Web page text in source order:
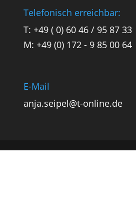
Telefonisch erreichbar:
T: +49 ( 0) 60 46 / 95 87 33
M: +49 (0) 172 - 9 85 00 64
E-Mail
anja.seipel@t-online.de